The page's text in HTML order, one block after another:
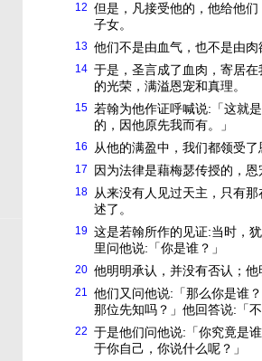
12 但是，凡接受他的，他给他
子女。
13 他们不是由血气，也不是由
14 于是，圣言成了血肉，寄居
的光荣，满溢恩宠和真理。
15 若翰为他作证呼喊说:「这就
的，因他原先我而有。」
16 从他的满盈中，我们都领受
17 因为法律是藉梅瑟传授的，
18
从来没有人见过天主，只有
述了。
19 这是若翰所作的见证:当时，
里问他说:「你是谁？」
20 他明明承认，并没有否认；
21 他们又问他说:「那么你是谁
那位先知吗？」他回答说:「
22 于是他们问他说:「你究竟是
于你自己，你说什么呢？」